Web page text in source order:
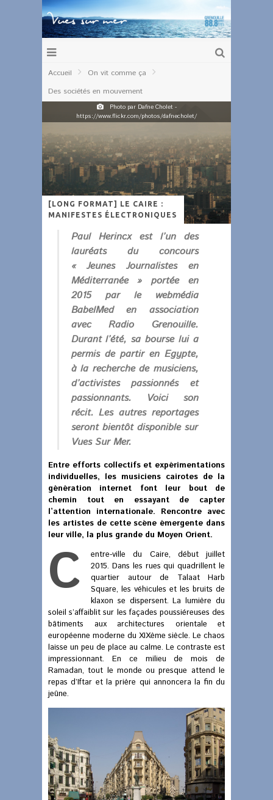
Accueil
On vit comme ça
Des sociétés en mouvement
Photo par Dafne Cholet -
https://www.flickr.com/photos/dafnecholet/
[LONG FORMAT] LE CAIRE :
MANIFESTES ÉLECTRONIQUES
Paul Herincx est l’un des
lauréats du concours
« Jeunes Journalistes en
Méditerranée » portée en
2015 par le webmédia
BabelMed en association
avec Radio Grenouille.
Durant l’été, sa bourse lui a
permis de partir en Egypte,
à la recherche de musiciens,
d’activistes passionnés et
passionnants. Voici son
récit. Les autres reportages
seront bientôt disponible sur
Vues Sur Mer.
Entre efforts collectifs et expérimentations
individuelles, les musiciens cairotes de la
génération internet font leur bout de
chemin tout en essayant de capter
l’attention internationale. Rencontre avec
les artistes de cette scène émergente dans
leur ville, la plus grande du Moyen Orient.
C
entre-ville du Caire, début juillet
2015. Dans les rues qui quadrillent le
quartier autour de Talaat Harb
Square, les véhicules et les bruits de
klaxon se dispersent. La lumière du
soleil s’affaiblit sur les façades poussiéreuses des
bâtiments aux architectures orientale et
européenne moderne du XIXème siècle. Le chaos
laisse un peu de place au calme. Le contraste est
impressionnant. En ce milieu de mois de
Ramadan, tout le monde ou presque attend le
repas d’Iftar et la prière qui annoncera la fin du
jeûne.